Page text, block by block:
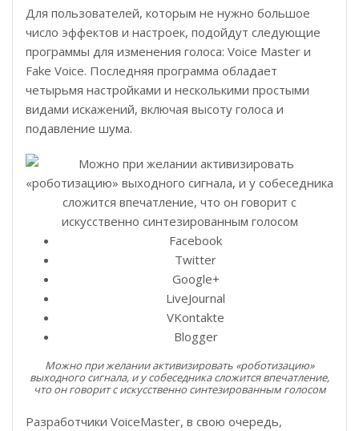
Для пользователей, которым не нужно большое
число эффектов и настроек, подойдут следующие
программы для изменения голоса: Voice Master и
Fake Voice. Последняя программа обладает
четырьмя настройками и несколькими простыми
видами искажений, включая высоту голоса и
подавление шума.
Facebook
Twitter
Google+
LiveJournal
VKontakte
Blogger
Можно при желании активизировать «роботизацию»
выходного сигнала, и у собеседника сложится впечатление,
что он говорит с искусственно синтезированным голосом
Разработчики VoiceMaster, в свою очередь,